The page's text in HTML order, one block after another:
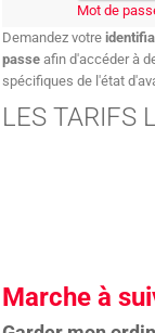
Mot de
Demandez votre
passeafin d'accéder à
spécifiques de l'état
LES TARIFS
Marche à